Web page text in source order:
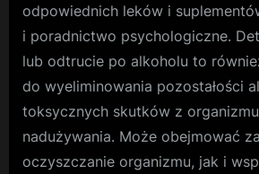
odpowiednich leków i
i poradnictwo psychologiczne.
lub odtrucie po alkoholu to
do wyeliminowania pozostałości
toksycznych skutków z
nadużywania. Może obejmować
oczyszczanie organizmu, jak i